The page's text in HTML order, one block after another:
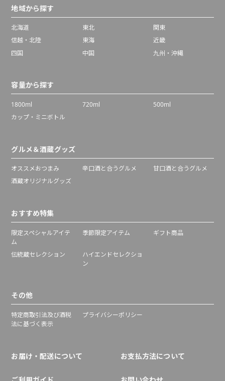
地域から探す
北海道 東北
関東
信越・北陸
東海
近畿
四国
中国 九州・沖縄
容量から探す
1800ml 720ml
500ml
カップ・ミニボトル
グルメ＆酒蔵グッズ
オススメおつまみ 辛口酒と合うグルメ
甘口酒と合うグルメ
酒蔵オリジナルグッズ
おすすめ特集
限定スペシャルアイテ
ム
季節限定アイテム ギフト商品
伝統蔵セレクション
ハイエンドセレクショ
ン
その他
特定商取引法及び酒税
法に基づく表示
プライバシーポリシー
お届け・配送について お支払方法について